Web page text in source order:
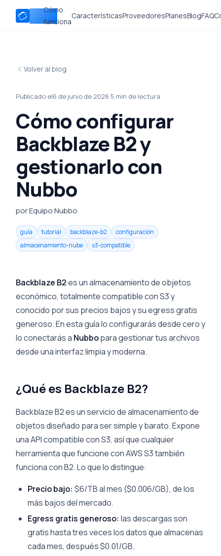
Nubbo
Cómo
funciona
CaracterísticasProveedoresPlanesBlogFAQ
Volver al blog
Publicado el6 de junio de 2026·5 min de lectura
Cómo configurar
Backblaze B2 y
gestionarlo con
Nubbo
por Equipo Nubbo
guía tutorial backblaze-b2
configuración
almacenamiento-nube
s3-compatible
Backblaze B2es un almacenamiento de objetos
económico, totalmente compatible con S3 y
conocido por sus precios bajos y su egress gratis
generoso. En esta guía lo configurarás desde cero y
lo conectarás a Nubbopara gestionar tus archivos
desde una interfaz limpia y moderna.
¿Qué es Backblaze B2?
Backblaze B2 es un servicio de almacenamiento de
objetos diseñado para ser simple y barato. Expone
una API compatible con S3, así que cualquier
herramienta que funcione con AWS S3 también
funciona con B2. Lo que lo distingue:
Precio bajo: $6/TB al mes ($0.006/GB), de los
más bajos del mercado.
Egress gratis generoso: las descargas son
gratis hasta tres veces los datos que almacenas
cada mes, después $0.01/GB.